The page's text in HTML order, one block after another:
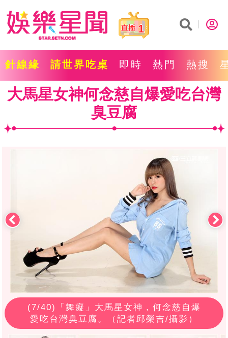
1
針線緣 請世界吃桌 即時 熱門 熱搜
大馬星女神何念慈自爆愛吃台灣
臭豆腐
(7/40)「舞癡」大馬星女神，何念慈自爆
愛吃台灣臭豆腐。（記者邱榮吉/攝影）